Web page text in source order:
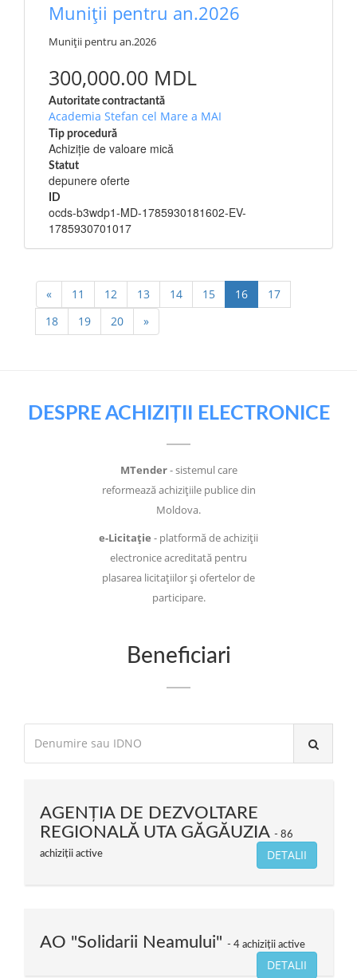
Muniţii pentru an.2026
Muniţii pentru an.2026
300,000.00 MDL
Autoritate contractantă
Academia Stefan cel Mare a MAI
Tip procedură
Achiziție de valoare mică
Statut
depunere oferte
ID
ocds-b3wdp1-MD-1785930181602-EV-
1785930701017
« 11 12 13 14 15 16
17
18
19 20 »
DESPRE ACHIZIȚII ELECTRONICE
MTender- sistemul care
reformează achizițiile publice din
Moldova.
e-Licitație - platformă de achiziții
electronice acreditată pentru
plasarea licitațiilor și ofertelor de
participare.
Beneficiari
AGENȚIA DE DEZVOLTARE
REGIONALĂ UTA GĂGĂUZIA
86
achiziții active
DETALII
AO "Solidarii Neamului" 4 achiziții active
DETALII